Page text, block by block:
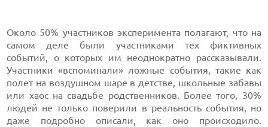
Около 50% участников эксперимента полагают, что на
самом деле были участниками тех фиктивных
событий, о которых им неоднократно рассказывали.
Участники «вспоминали» ложные события, такие как
полет на воздушном шаре в детстве, школьные забавы
или хаос на свадьбе родственников. Более того, 30%
людей не только поверили в реальность события, но
даже подробно описали, как оно происходило.